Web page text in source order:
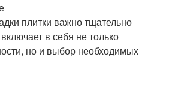
плитки важно тщательно
в себя не только
но и выбор необходимых